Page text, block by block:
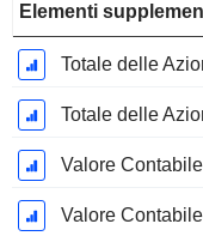
Elementi
Totale delle
Valore
Valore